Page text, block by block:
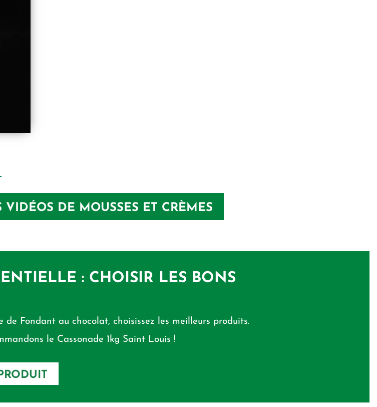
VIDÉOS DE MOUSSES ET CRÈMES
: CHOISIR LES BONS
de Fondant au chocolat, choisissez les meilleurs produits.
le Cassonade 1kg Saint Louis !